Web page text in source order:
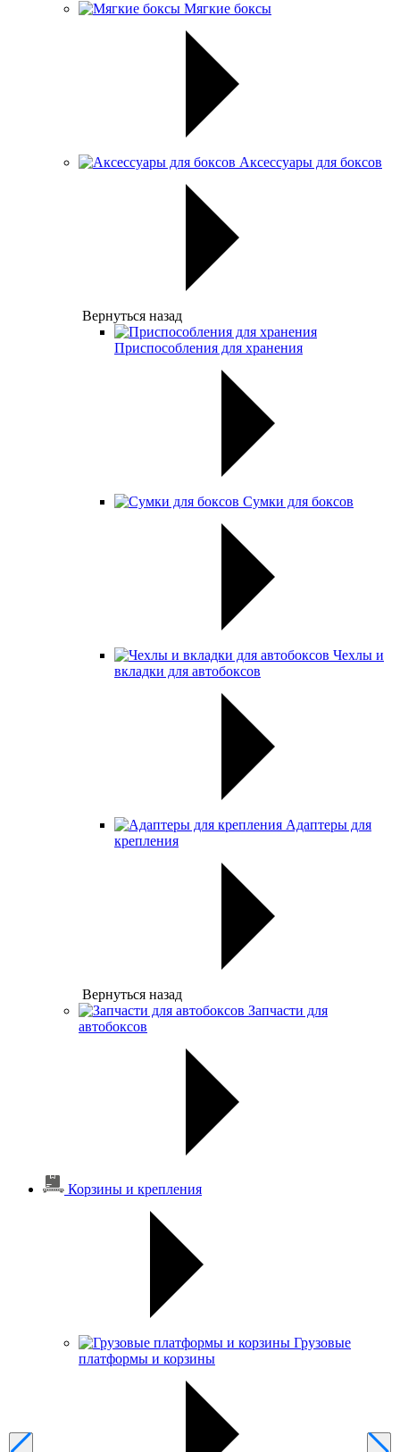
Мягкие боксы
Аксессуары для боксов
Вернуться назад
Приспособления для хранения
Сумки для боксов
Чехлы и
вкладки для автобоксов
Адаптеры для
крепления
Вернуться назад
Запчасти для
автобоксов
Корзины и крепления
Грузовые
платформы и корзины